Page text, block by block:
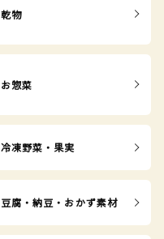
乾物
お惣菜
冷凍野菜・果実
豆腐・納豆・おかず素材